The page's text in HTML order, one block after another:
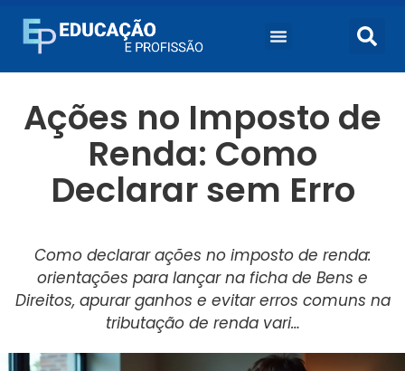
Ações no Imposto de
Renda: Como
Declarar sem Erro
Como declarar ações no imposto de renda:
orientações para lançar na ficha de Bens e
Direitos, apurar ganhos e evitar erros comuns na
tributação de renda vari…